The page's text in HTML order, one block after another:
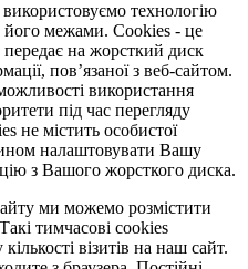
технологію
його межами. Cookies - це
передає на жорсткий диск
пов’язаної з веб-сайтом.
використання
під час перегляду
не містить особистої
налаштовувати Вашу
з Вашого жорсткого диска.
ми можемо розмістити
тимчасові cookies
візитів на наш сайт.